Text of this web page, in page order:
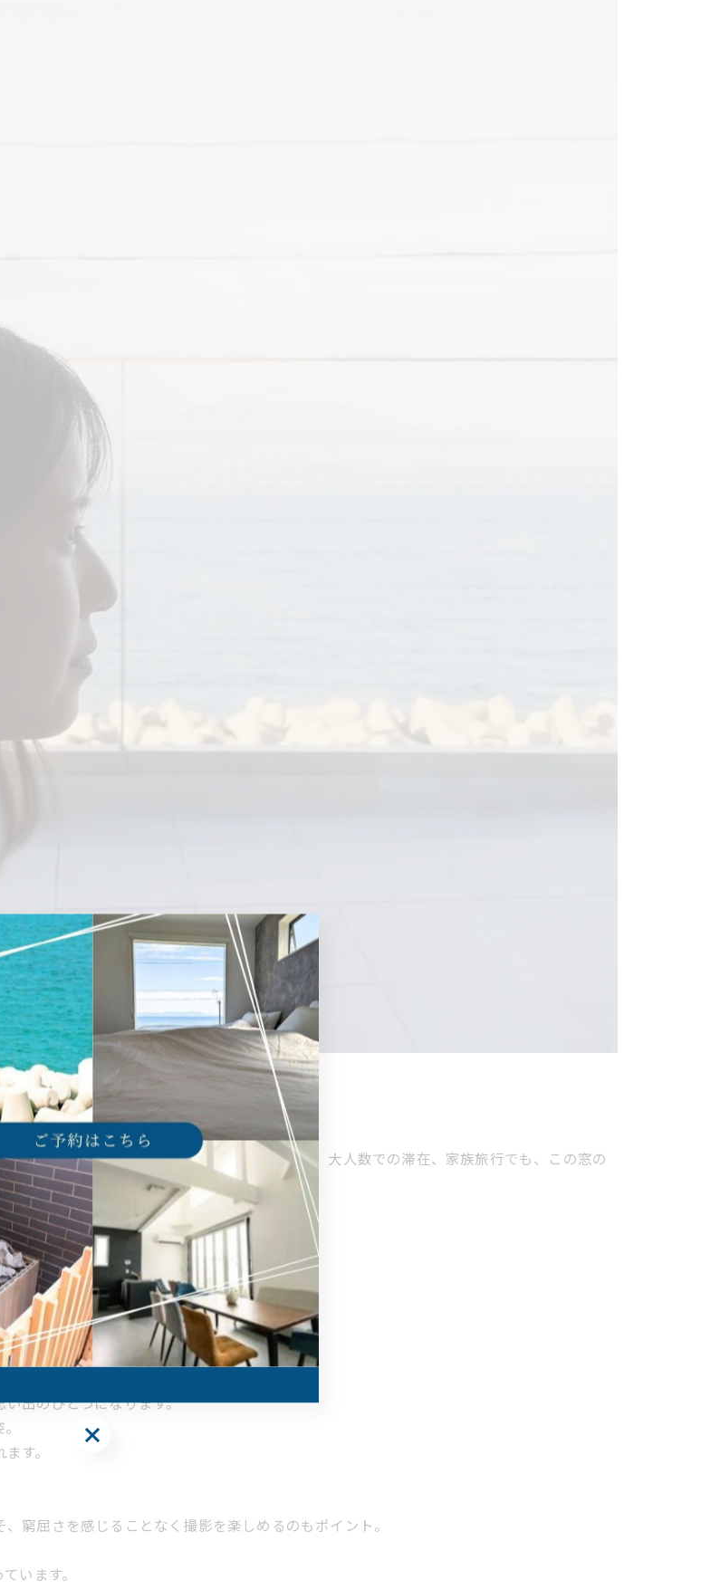
る大きな窓があります。学生旅行や卒業旅行、大人数での滞在、家族旅行でも、この窓の
ってくれます。
出のひとつになります。
す。
窮屈さを感じることなく撮影を楽しめるのもポイント。
います。